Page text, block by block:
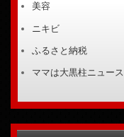
美容
ニキビ
ふるさと納税
ママは大黒柱ニュース